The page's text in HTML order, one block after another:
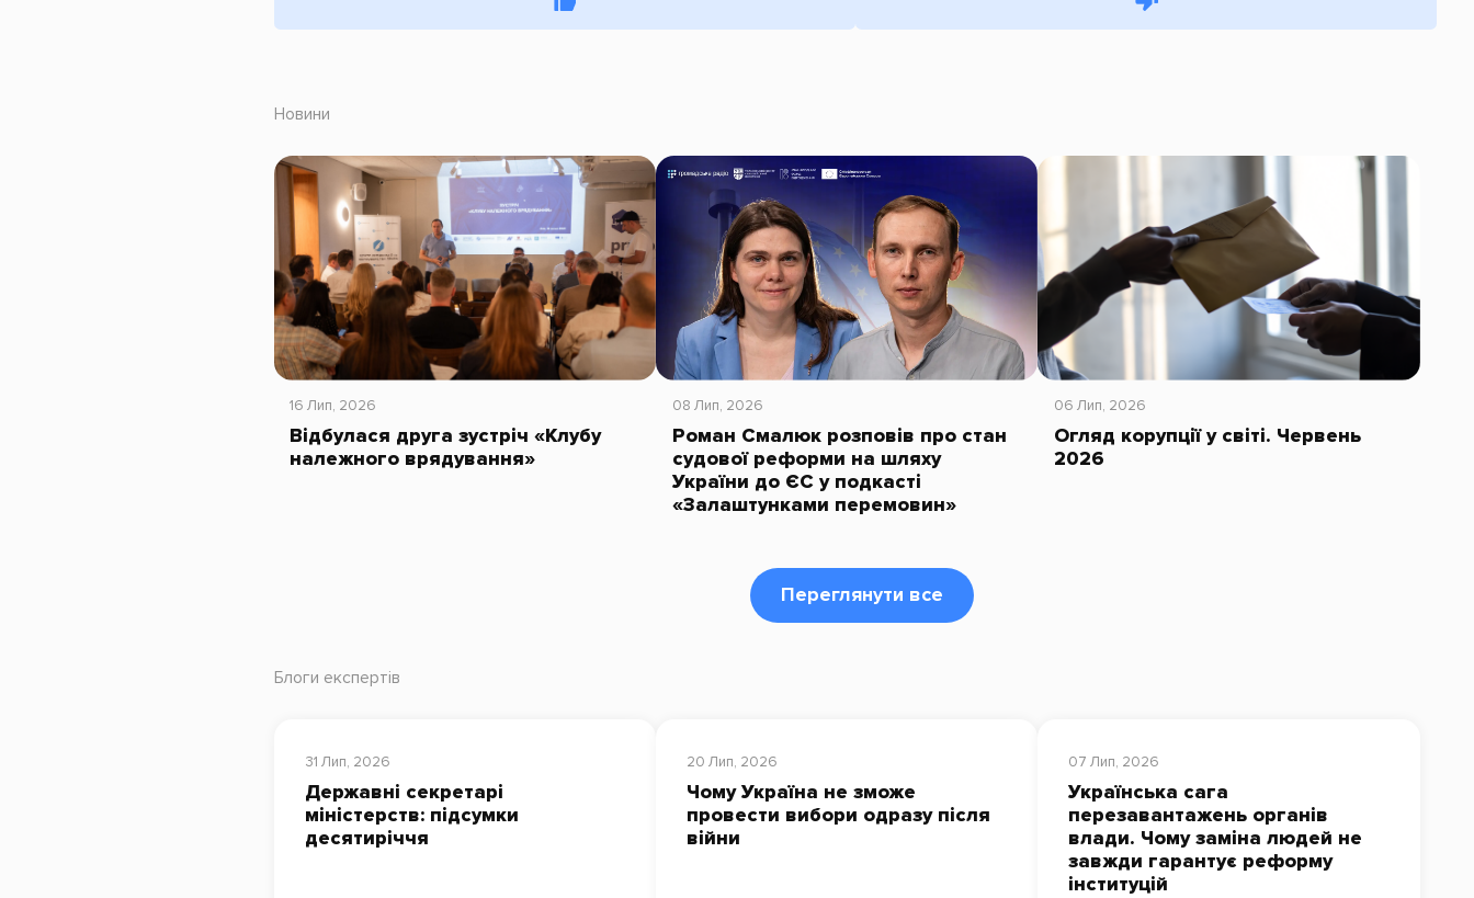
Новини
16 Лип, 2026
Відбулася друга зустріч «Клубу
належного врядування»
08 Лип, 2026
Роман Смалюк розповів про стан
судової реформи на шляху
України до ЄС у подкасті
«Залаштунками перемовин»
06 Лип, 2026
Огляд корупції у світі. Червень
2026
Переглянути все
Блоги експертів
31 Лип, 2026
Державні секретарі
міністерств: підсумки
десятиріччя
20 Лип, 2026
Чому Україна не зможе
провести вибори одразу після
війни
07 Лип, 2026
Українська сага
перезавантажень органів
влади. Чому заміна людей не
завжди гарантує реформу
інституцій